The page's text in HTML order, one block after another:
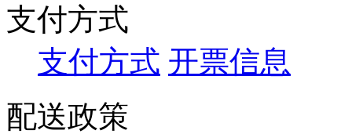
品牌
支付方式
支付方式 开票信息
配送政策